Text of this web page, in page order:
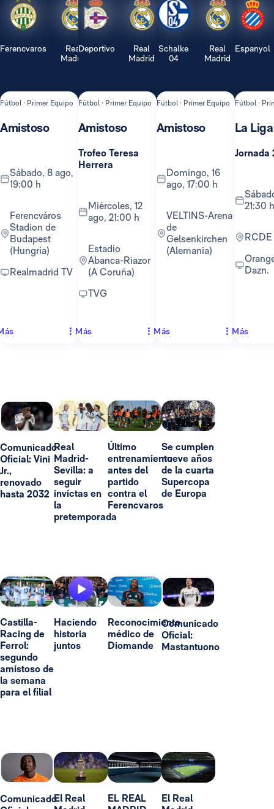
Ferencvaros
Real
Madrid
Fútbol · Primer Equipo
Amistoso
sábado, 8 ago,
19:00 h
Ferencváros
Stadion de
Budapest
(Hungría)
Realmadrid TV
Deportivo
Real
Madrid
Fútbol · Primer Equipo
Amistoso
Trofeo Teresa
Herrera
miércoles, 12
ago, 21:00 h
Estadio
Abanca-Riazor
(A Coruña)
TVG
Más
Schalke
04
Real
Madrid
Fútbol · Primer Equipo
Amistoso
domingo, 16
ago, 17:00 h
VELTINS-Arena
de
Gelsenkirchen
(Alemania)
Más
Espanyol
Fútbol ·
La Liga
Jornada
sábado, 22 ago,
21:30 h
Orange TV y
Dazn.
Más
Comunicado
Oficial: Vini
Jr.,
renovado
hasta 2032
Real
Madrid-
Sevilla: a
seguir
invictas en
la
pretemporada
Último
entrenamiento
antes del
partido
contra el
Ferencvaros
Se cumplen
nueve años
de la cuarta
Supercopa
de Europa
Castilla-
Racing de
Ferrol:
segundo
amistoso de
la semana
para el filial
Haciendo
historia
juntos
Reconocimiento
médico de
Diomande
Comunicado
Oficial:
Mastantuono
ComunicadoEl Real
EL REAL
El Real